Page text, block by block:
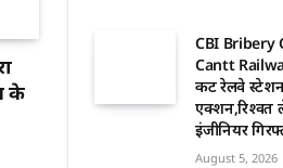
के
CBI Bribery
Cantt
कैंट रेलवे
एक्शन,रिश्वत
इंजीनियर
August 5, 2026